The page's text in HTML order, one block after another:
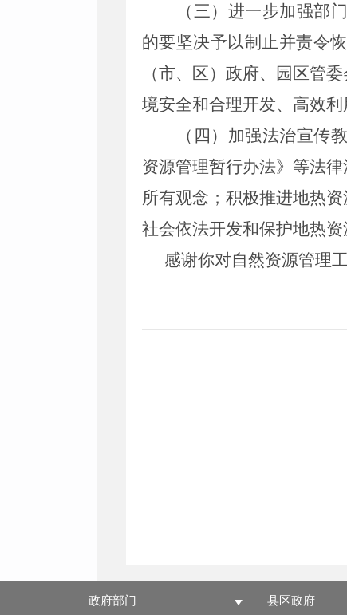
（三）进一步加强部
的要坚决予以制止并责令
（市、区）政府、园区管
境安全和合理开发、高效利
（四）加强法治宣传
资源管理暂行办法》等法
所有观念；积极推进地热
社会依法开发和保护地热资
感谢你对自然资源管理
政府部门 县区政府